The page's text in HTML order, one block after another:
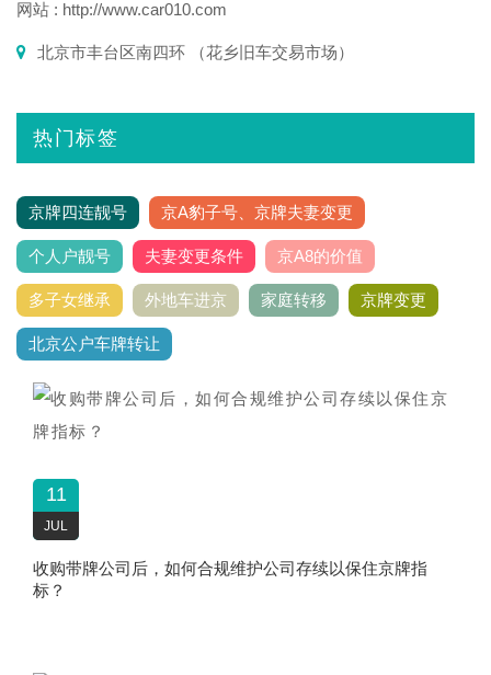
网站 : http://www.car010.com
北京市丰台区南四环 （花乡旧车交易市场）
热门标签
京牌四连靓号 京A豹子号、京牌夫妻变更
个人户靓号 夫妻变更条件 京A8的价值
多子女继承 外地车进京 家庭转移 京牌变更
北京公户车牌转让
收购带牌公司后，如何合规维护公司存续以保住京牌指
标？
11
JUL